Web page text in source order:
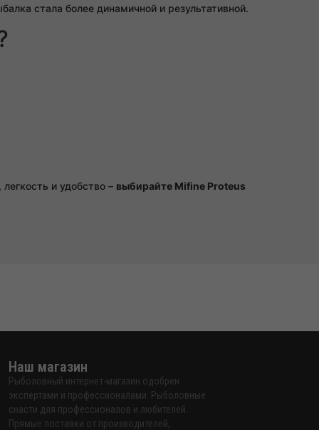
стала более динамичной и результативной.
и удобство – выбирайте Mifine Proteus
Наш магазин
Рыболовный интернет-магазин одобрен
экспертами и профессионалами. Рыболовные
снасти для профессионалов и любителей.
Прямые поставки от производителей,